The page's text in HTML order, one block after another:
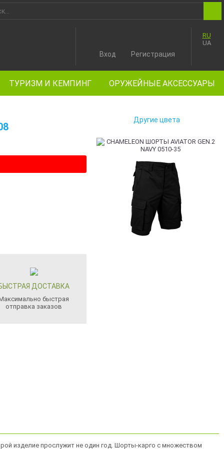
RU
UA
Вход Регистрация
ТУРИЗМ И КЕМПИНГ ОРУЖЕЙНЫЕ АКСЕССУАРЫ
ДОСТАВКА
быстрая
отправка заказов
Другие цвета
изделие прослужит не один год. Шорты-карго с множеством